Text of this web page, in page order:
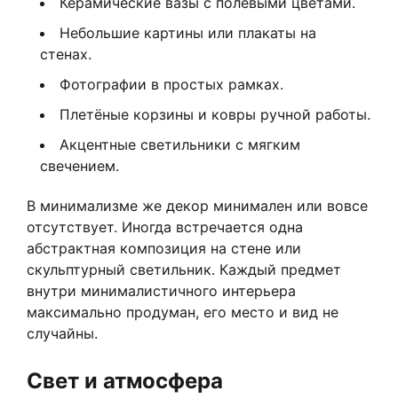
Небольшие картины или плакаты на
стенах.
Фотографии в простых рамках.
Плетёные корзины и ковры ручной работы.
Акцентные светильники с мягким
свечением.
В минимализме же декор минимален или вовсе
отсутствует. Иногда встречается одна
абстрактная композиция на стене или
скульптурный светильник. Каждый предмет
внутри минималистичного интерьера
максимально продуман, его место и вид не
случайны.
Свет и атмосфера